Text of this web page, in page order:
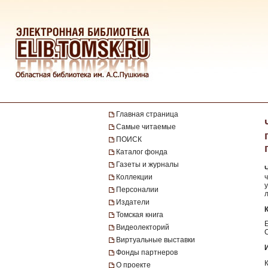
Главная страница
Самые читаемые
ПОИСК
Каталог фонда
Газеты и журналы
Коллекции
Персоналии
Издатели
Томская книга
Видеолекторий
Виртуальные выставки
Фонды партнеров
О проекте